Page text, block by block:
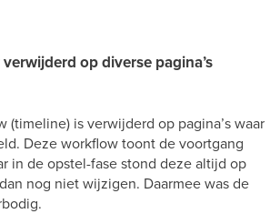
op diverse pagina’s
(timeline) is verwijderd op pagina’s waar
Deze workflow toont de voortgang
in de opstel-fase stond deze altijd op
nog niet wijzigen. Daarmee was de